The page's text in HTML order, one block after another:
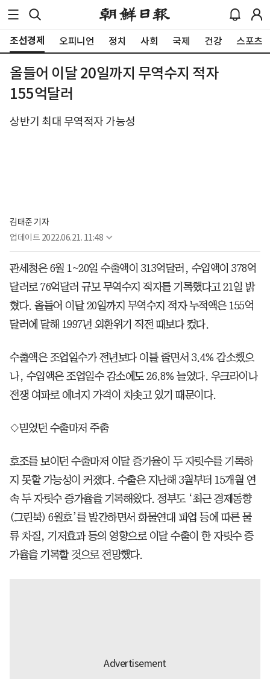
조선경제 오피니언 정치 사회 국제 건강 스포츠
올들어 이달 20일까지 무역수지 적자
155억달러
상반기 최대 무역적자 가능성
김태준 기자
업데이트 2022.06.21. 11:48
관세청은 6월 1~20일 수출액이 313억달러, 수입액이 378억
달러로 76억달러 규모 무역수지 적자를 기록했다고 21일 밝
혔다. 올들어 이달 20일까지 무역수지 적자 누적액은 155억
달러에 달해 1997년 외환위기 직전 때보다 컸다.
수출액은 조업일수가 전년보다 이틀 줄면서 3.4% 감소했으
나, 수입액은 조업일수 감소에도 26.8% 늘었다. 우크라이나
전쟁 여파로 에너지 가격이 치솟고 있기 때문이다.
◇믿었던 수출마저 주춤
호조를 보이던 수출마저 이달 증가율이 두 자릿수를 기록하
지 못할 가능성이 커졌다. 수출은 지난해 3월부터 15개월 연
속 두 자릿수 증가율을 기록해왔다. 정부도 ‘최근 경제동향
(그린북) 6월호’를 발간하면서 화물연대 파업 등에 따른 물
류 차질, 기저효과 등의 영향으로 이달 수출이 한 자릿수 증
가율을 기록할 것으로 전망했다.